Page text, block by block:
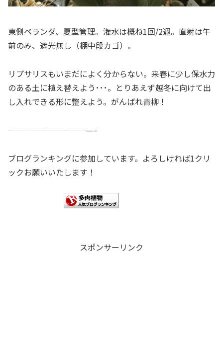
東側ベランダ、夏型管理。潅水は概ね1回/2週。直射は午
前のみ、遮光無し（棚中段カゴ）。
リプサリスもいまだによく分からない。来春に少し保水力
のある土に植え替えよう･･･。とりあえず越冬に向けて出
し入れできる形に整えよう。がんばれ青柳！
—————————————–
ブログランキングに参加しています。よろしければ1クリ
ックお願いいたします！
スポンサーリンク